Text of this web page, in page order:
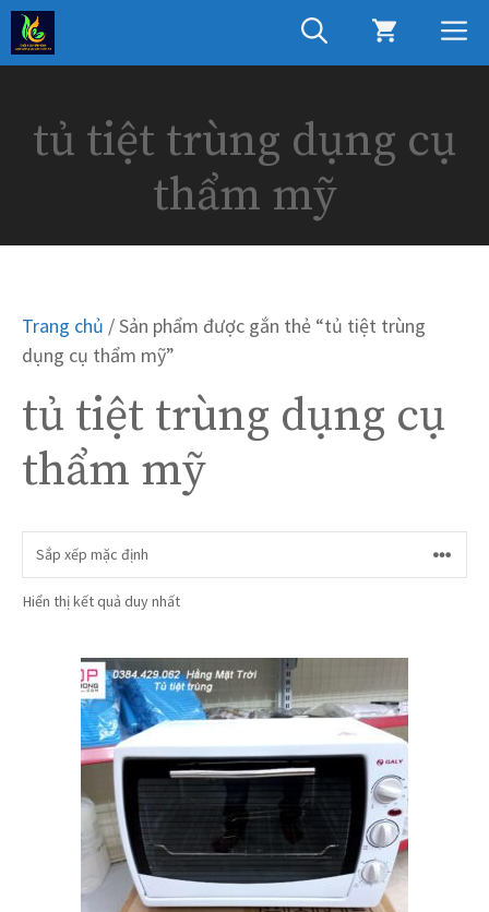
Chuyển
đến
nội
tủ tiệt trùng dụng cụ
thẩm mỹ
Trang chủ / Sản phẩm được gắn thẻ “tủ tiệt trùng
dụng cụ thẩm mỹ”
tủ tiệt trùng dụng cụ
thẩm mỹ
Hiển thị kết quả duy nhất